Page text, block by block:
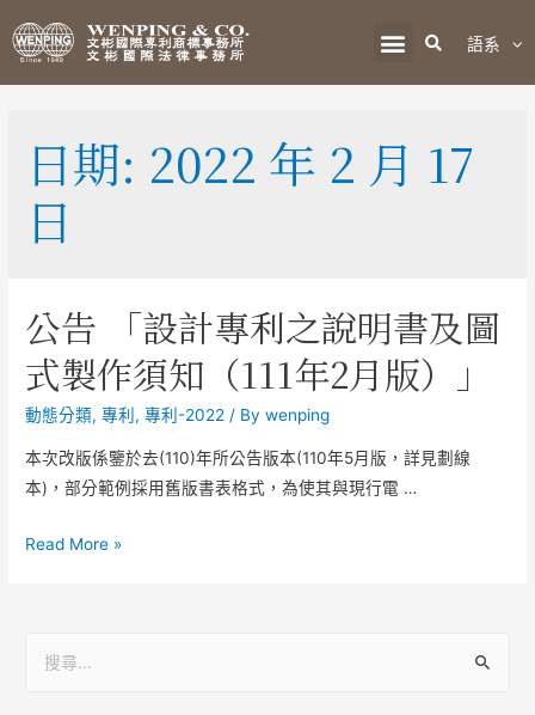
語系
日期: 2022 年 2 月 17
日
公告 「設計專利之說明書及圖
式製作須知（111年2月版）」
動態分類,專利 ,專利-2022 / Bywenping
本次改版係鑒於去(110)年所公告版本(110年5月版，詳見劃線
本)，部分範例採用舊版書表格式，為使其與現行電 …
Read More »